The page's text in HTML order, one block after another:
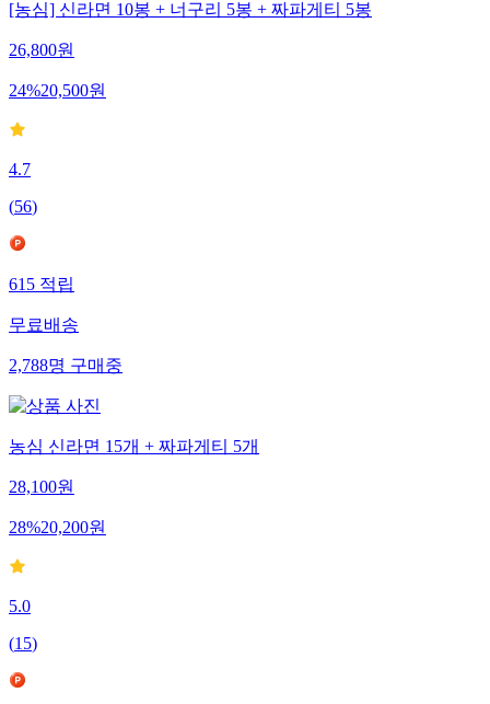
[농심] 신라면 10봉 + 너구리 5봉 + 짜파게티 5봉
26,800원
24%20,500원
4.7
(56)
615적립
무료배송
2,788명구매중
농심 신라면 15개 + 짜파게티 5개
28,100원
28%20,200원
5.0
(15)